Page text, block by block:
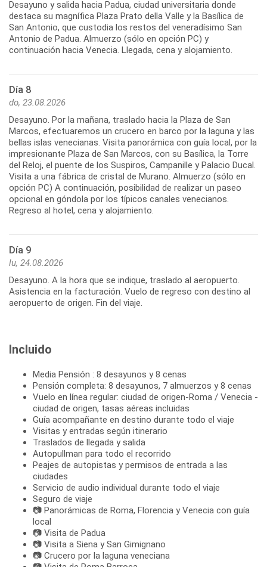
Desayuno y salida hacia Padua, ciudad universitaria donde
destaca su magnífica Plaza Prato della Valle y la Basílica de
San Antonio, que custodia los restos del veneradísimo San
Antonio de Padua. Almuerzo (sólo en opción PC) y
continuación hacia Venecia. Llegada, cena y alojamiento.
Día 8
do, 23.08.2026
Desayuno. Por la mañana, traslado hacia la Plaza de San
Marcos, efectuaremos un crucero en barco por la laguna y las
bellas islas venecianas. Visita panorámica con guía local, por la
impresionante Plaza de San Marcos, con su Basílica, la Torre
del Reloj, el puente de los Suspiros, Campanille y Palacio Ducal.
Visita a una fábrica de cristal de Murano. Almuerzo (sólo en
opción PC) A continuación, posibilidad de realizar un paseo
opcional en góndola por los típicos canales venecianos.
Regreso al hotel, cena y alojamiento.
Día 9
lu, 24.08.2026
Desayuno. A la hora que se indique, traslado al aeropuerto.
Asistencia en la facturación. Vuelo de regreso con destino al
aeropuerto de origen. Fin del viaje.
Incluido
Media Pensión : 8 desayunos y 8 cenas
Pensión completa: 8 desayunos, 7 almuerzos y 8 cenas
Vuelo en línea regular: ciudad de origen-Roma / Venecia -
ciudad de origen, tasas aéreas incluidas
Guía acompañante en destino durante todo el viaje
Visitas y entradas según itinerario
Traslados de llegada y salida
Autopullman para todo el recorrido
Peajes de autopistas y permisos de entrada a las
ciudades
Servicio de audio individual durante todo el viaje
Seguro de viaje
📷 Panorámicas de Roma, Florencia y Venecia con guía
local
📷 Visita de Padua
📷 Visita a Siena y San Gimignano
📷 Crucero por la laguna veneciana